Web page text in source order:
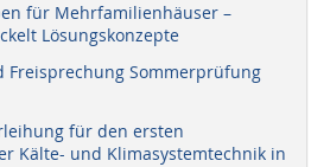
für Mehrfamilienhäuser –
Lösungskonzepte
Freisprechung Sommerprüfung
für den ersten
Kälte- und Klimasystemtechnik in